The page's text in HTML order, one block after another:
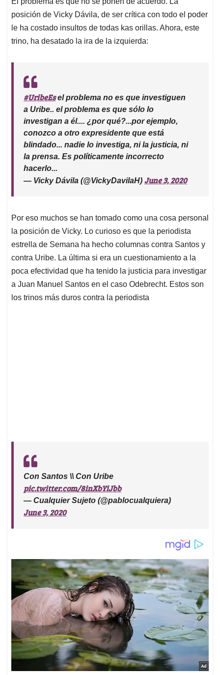
s
A
p
p
b
o
o
k
e
d
I
n
l
a
d
s
posición de Vicky Dávila, de ser crítica con todo el poder
le ha costado insultos de todas kas orillas. Ahora, este
trino, ha desatado la ira de la izquierda:
#UribeEsel problema no es que investiguen
a Uribe.. el problema es que sólo lo
investigan a él.... ¿por qué?...por ejemplo,
conozco a otro expresidente que está
blindado... nadie lo investiga, ni la justicia, ni
la prensa. Es políticamente incorrecto
hacerlo...
— Vicky Dávila (@VickyDavilaH) June 3, 2020
Por eso muchos se han tomado como una cosa personal
la posición de Vicky. Lo curioso es que la periodista
estrella de Semana ha hecho columnas contra Santos y
contra Uribe. La última si era un cuestionamiento a la
poca efectividad que ha tenido la justicia para investigar
a Juan Manuel Santos en el caso Odebrecht. Estos son
los trinos más duros contra la periodista
Con Santos \\ Con Uribe
pic.twitter.com/8inXbYiJbb
— Cualquier Sujeto (@pablocualquiera)
June 3, 2020